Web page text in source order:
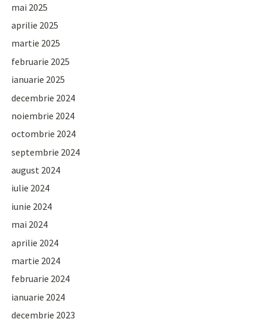
mai 2025
aprilie 2025
martie 2025
februarie 2025
ianuarie 2025
decembrie 2024
noiembrie 2024
octombrie 2024
septembrie 2024
august 2024
iulie 2024
iunie 2024
mai 2024
aprilie 2024
martie 2024
februarie 2024
ianuarie 2024
decembrie 2023